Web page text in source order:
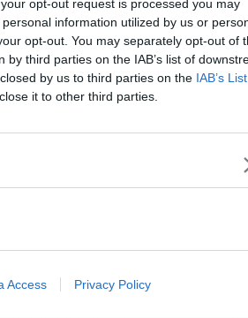
opt-out request is processed you may
information utilized by us or
opt-out. You may separately opt-out of
third parties on the IAB’s list of
by us to third parties on the IAB’s
it to other third parties.
Access Privacy Policy
RUBRICHE